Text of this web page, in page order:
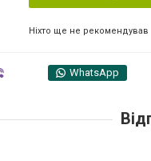
Ніхто ще не рекомендував
WhatsApp